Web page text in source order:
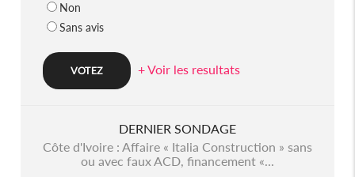
Non
Sans avis
+ Voir les resultats
DERNIER SONDAGE
Côte d'Ivoire : Affaire « Italia Construction » sans
ou avec faux ACD, financement «...